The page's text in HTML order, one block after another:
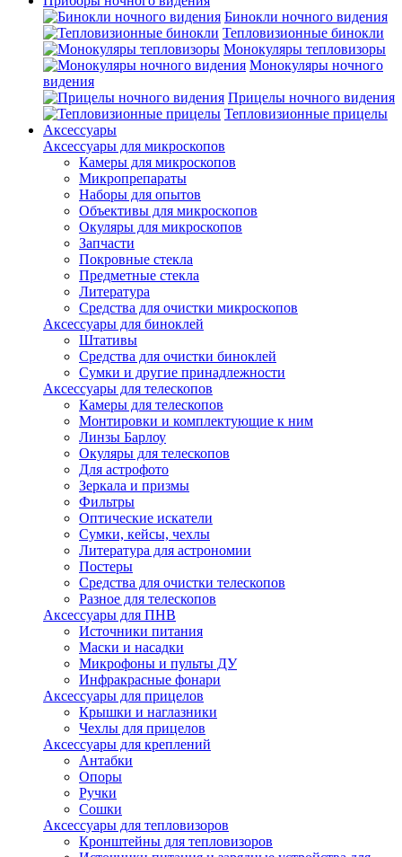
Бинокли ночного видения
Тепловизионные бинокли
Монокуляры тепловизоры
Монокуляры ночного
видения
Прицелы ночного видения
Тепловизионные прицелы
Аксессуары
Аксессуары для микроскопов
Камеры для микроскопов
Микропрепараты
Наборы для опытов
Объективы для микроскопов
Окуляры для микроскопов
Запчасти
Покровные стекла
Предметные стекла
Литература
Средства для очистки микроскопов
Аксессуары для биноклей
Штативы
Средства для очистки биноклей
Сумки и другие принадлежности
Аксессуары для телескопов
Камеры для телескопов
Монтировки и комплектующие к ним
Линзы Барлоу
Окуляры для телескопов
Для астрофото
Зеркала и призмы
Фильтры
Оптические искатели
Сумки, кейсы, чехлы
Литература для астрономии
Постеры
Средства для очистки телескопов
Разное для телескопов
Аксессуары для ПНВ
Источники питания
Маски и насадки
Микрофоны и пульты ДУ
Инфракрасные фонари
Аксессуары для прицелов
Крышки и наглазники
Чехлы для прицелов
Аксессуары для креплений
Антабки
Опоры
Ручки
Сошки
Аксессуары для тепловизоров
Кронштейны для тепловизоров